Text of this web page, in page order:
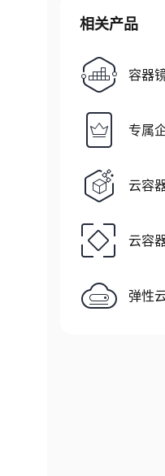
相关产品
容器
专属
云容
云容
弹性